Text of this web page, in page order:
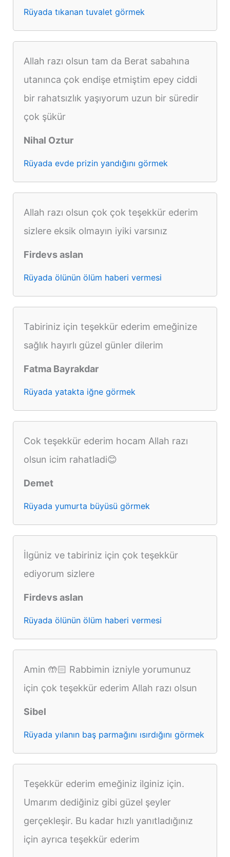
Rüyada tıkanan tuvalet görmek
Allah razı olsun tam da Berat sabahına
utanınca çok endişe etmiştim epey ciddi
bir rahatsızlık yaşıyorum uzun bir süredir
çok şükür
Nihal Oztur
Rüyada evde prizin yandığını görmek
Allah razı olsun çok çok teşekkür ederim
sizlere eksik olmayın iyiki varsınız
Firdevs aslan
Rüyada ölünün ölüm haberi vermesi
Tabiriniz için teşekkür ederim emeğinize
sağlık hayırlı güzel günler dilerim
Fatma Bayrakdar
Rüyada yatakta iğne görmek
Cok teşekkür ederim hocam Allah razı
olsun icim rahatladi😊
Demet
Rüyada yumurta büyüsü görmek
İlgüniz ve tabiriniz için çok teşekkür
ediyorum sizlere
Firdevs aslan
Rüyada ölünün ölüm haberi vermesi
Amin 🤲🏻 Rabbimin izniyle yorumunuz
için çok teşekkür ederim Allah razı olsun
Sibel
Rüyada yılanın baş parmağını ısırdığını görmek
Teşekkür ederim emeğiniz ilginiz için.
Umarım dediğiniz gibi güzel şeyler
gerçekleşir. Bu kadar hızlı yanıtladığınız
için ayrıca teşekkür ederim